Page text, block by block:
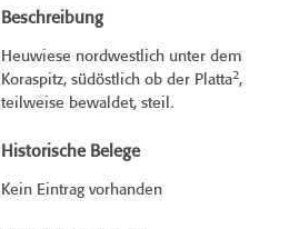
Beschreibung
Heuwiese nordwestlich unter dem
Koraspitz, südöstlich ob der Platta2,
teilweise bewaldet, steil.
Historische Belege
Kein Eintrag vorhanden